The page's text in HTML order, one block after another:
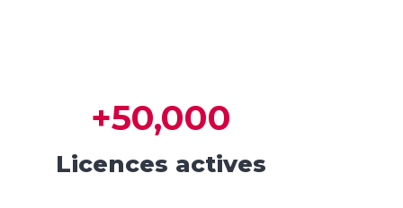
Licences actives
+50,000